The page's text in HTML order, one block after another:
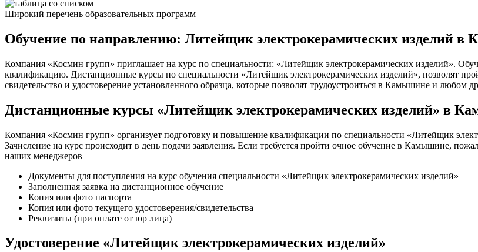
Широкий перечень образовательных программ
Обучение по направлению: Литейщик электрокерамических изделий в
Компания «Космин групп» приглашает на курс по специальности: «Литейщик электрокерамических изделий».
квалификацию. Дистанционные курсы по специальности «Литейщик электрокерамических изделий», позволят
свидетельство и удостоверение установленного образца, которые позволят трудоустроиться в Камышине и любом
Дистанционные курсы «Литейщик электрокерамических изделий» в
Компания «Космин групп» организует подготовку и повышение квалификации по специальности «Литейщик
Зачисление на курс происходит в день подачи заявления. Если требуется пройти очное обучение в Камышине,
наших менеджеров
Документы для поступления на курс обучения специальности «Литейщик электрокерамических изделий»
Заполненная заявка на дистанционное обучение
Копия или фото паспорта
Копия или фото текущего удостоверения/свидетельства
Реквизиты (при оплате от юр лица)
Удостоверение «Литейщик электрокерамических изделий»